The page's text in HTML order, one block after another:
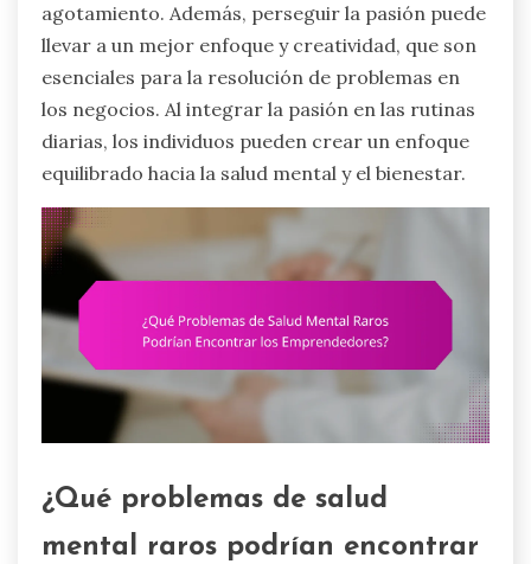
agotamiento. Además, perseguir la pasión puede
llevar a un mejor enfoque y creatividad, que son
esenciales para la resolución de problemas en
los negocios. Al integrar la pasión en las rutinas
diarias, los individuos pueden crear un enfoque
equilibrado hacia la salud mental y el bienestar.
¿Qué problemas de salud
mental raros podrían encontrar